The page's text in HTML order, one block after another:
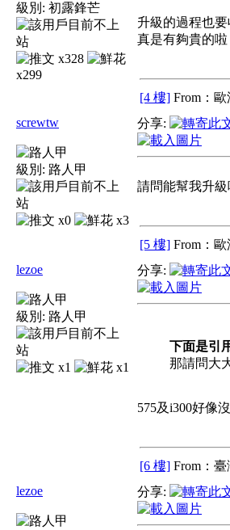
級別: 初露鋒芒
x328
x299
升級的過程也
真是有夠貴的啦
[4 樓] From：歐
screwtw
級別: 路人甲
x0 x3
分享:
請問能幫我升級
[5 樓] From：歐
lezoe
級別: 路人甲
x1 x1
分享:
下面是引
那請問大
575及i300好像
[6 樓] From：
lezoe
分享: